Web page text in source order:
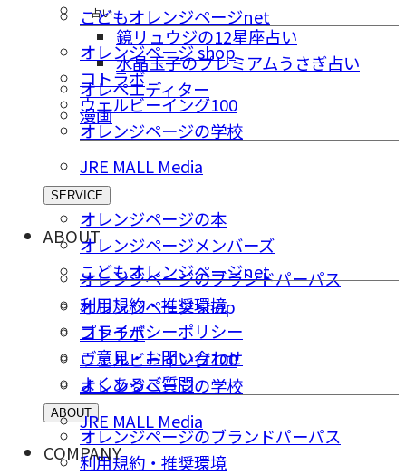
占い
鏡リュウジの12星座占い
水晶玉子のプレミアムうさぎ占い
オレペエディター
漫画
こどもオレンジページnet
オレンジページ shop
コトラボ
ウェルビーイング100
オレンジページの学校
JRE MALL Media
SERVICE
オレンジページの本
オレンジページメンバーズ
こどもオレンジページnet
オレンジページ shop
コトラボ
ウェルビーイング100
オレンジページの学校
JRE MALL Media
ABOUT
オレンジページのブランドパーパス
利用規約・推奨環境
プライバシーポリシー
ご意⾒・お問い合わせ
よくあるご質問
ABOUT
オレンジページのブランドパーパス
利用規約・推奨環境
COMPANY